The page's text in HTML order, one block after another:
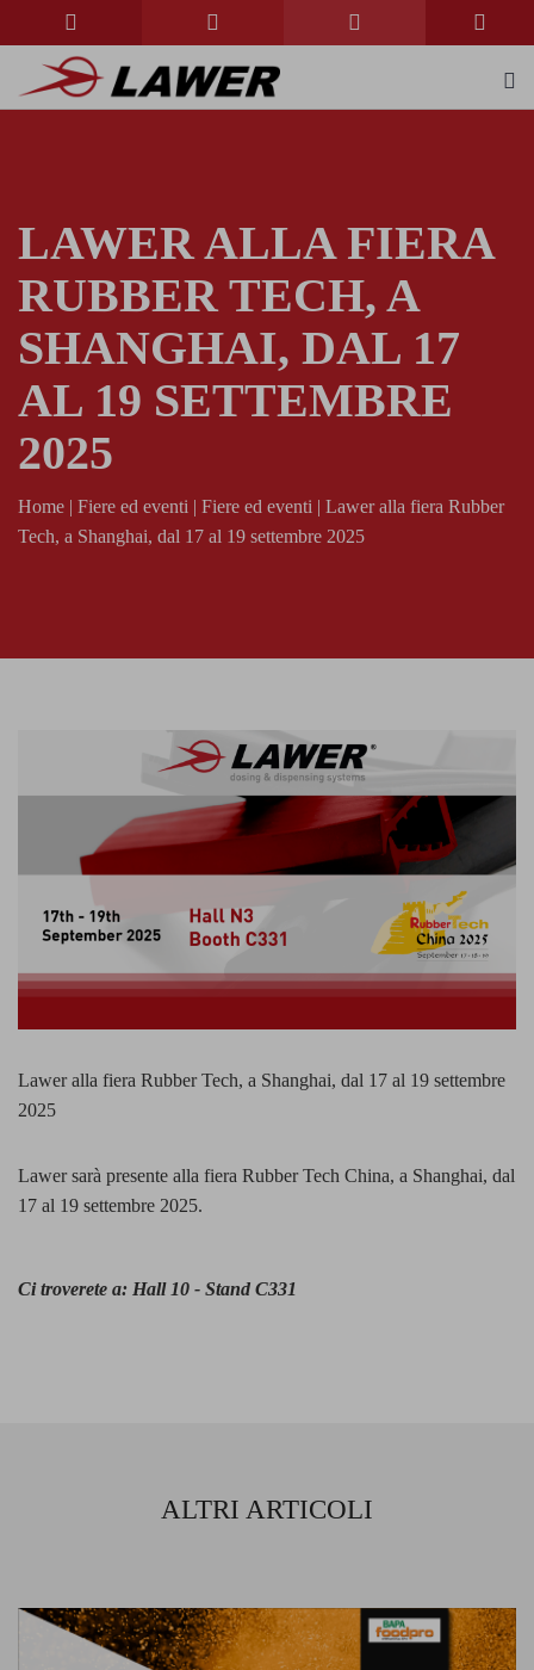
LAWER ALLA FIERA
RUBBER TECH, A
SHANGHAI, DAL 17
AL 19 SETTEMBRE
2025
Home | Fiere ed eventi | Fiere ed eventi | Lawer alla fiera Rubber
Tech, a Shanghai, dal 17 al 19 settembre 2025
Lawer alla fiera Rubber Tech, a Shanghai, dal 17 al 19 settembre
2025
Lawer sarà presente alla fiera Rubber Tech China, a Shanghai, dal
17 al 19 settembre 2025.
Ci troverete a: Hall 10 - Stand C331
ALTRI ARTICOLI